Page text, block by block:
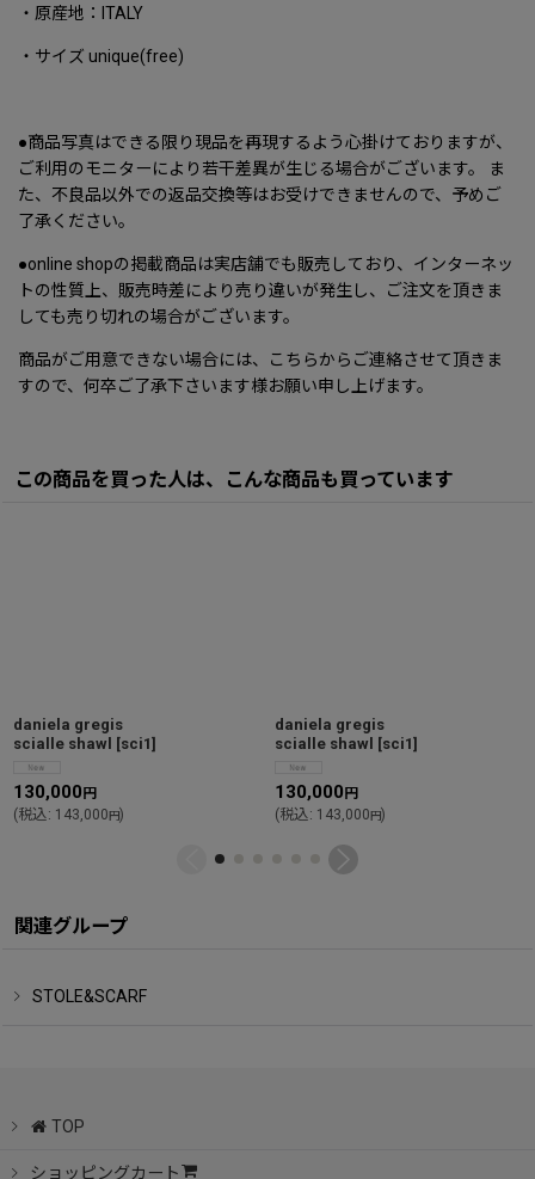
・原産地：ITALY
・サイズ unique(free)
●商品写真はできる限り現品を再現するよう心掛けておりますが、
ご利用のモニターにより若干差異が生じる場合がございます。 ま
た、不良品以外での返品交換等はお受けできませんので、予めご
了承ください。
●online shopの掲載商品は実店舗でも販売しており、インターネッ
トの性質上、販売時差により売り違いが発生し、ご注文を頂きま
しても売り切れの場合がございます。
商品がご用意できない場合には、こちらからご連絡させて頂きま
すので、何卒ご了承下さいます様お願い申し上げます。
この商品を買った人は、こんな商品も買っています
daniela gregis
scialle shawl
[sci1]
130,000円
(税込: 143,000円)
daniela gregis
scialle shawl
[sci1]
130,000円
(税込: 143,000円)
関連グループ
STOLE&SCARF
TOP
ショッピングカート